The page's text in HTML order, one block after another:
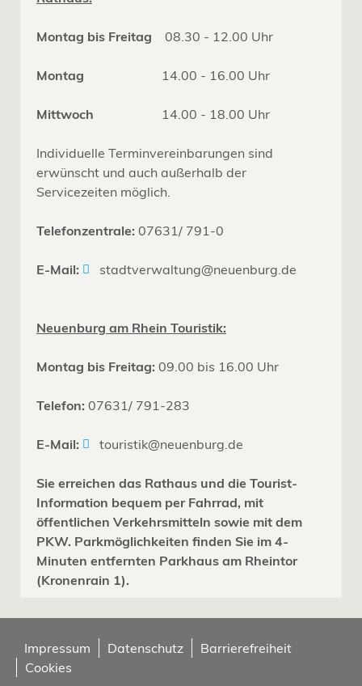
Montag bis Freitag 08.30 - 12.00 Uhr
Montag 14.00 - 16.00 Uhr
Mittwoch 14.00 - 18.00 Uhr
Individuelle Terminvereinbarungen sind
erwünscht und auch außerhalb der
Servicezeiten möglich.
Telefonzentrale: 07631/ 791-0
E-Mail: stadtverwaltung@neuenburg.de
Neuenburg am Rhein Touristik:
Montag bis Freitag: 09.00 bis 16.00 Uhr
Telefon: 07631/ 791-283
E-Mail: touristik@neuenburg.de
Sie erreichen das Rathaus und die Tourist-
Information bequem per Fahrrad, mit
öffentlichen Verkehrsmitteln sowie mit dem
PKW. Parkmöglichkeiten finden Sie im 4-
Minuten entfernten Parkhaus am Rheintor
(Kronenrain 1).
Impressum Datenschutz
Barrierefreiheit
Cookies